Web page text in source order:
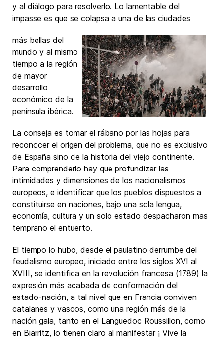
y al diálogo para resolverlo. Lo lamentable del
impasse es que se colapsa a una de las ciudades
más bellas del
mundo y al mismo
tiempo a la región
de mayor
desarrollo
económico de la
península ibérica.
La conseja es tomar el rábano por las hojas para
reconocer el origen del problema, que no es exclusivo
de España sino de la historia del viejo continente.
Para comprenderlo hay que profundizar las
intimidades y dimensiones de los nacionalismos
europeos, e identificar que los pueblos dispuestos a
constituirse en naciones, bajo una sola lengua,
economía, cultura y un solo estado despacharon mas
temprano el entuerto.
El tiempo lo hubo, desde el paulatino derrumbe del
feudalismo europeo, iniciado entre los siglos XVI al
XVIII, se identifica en la revolución francesa (1789) la
expresión más acabada de conformación del
estado-nación, a tal nivel que en Francia conviven
catalanes y vascos, como una región más de la
nación gala, tanto en el Languedoc Roussillon, como
en Biarritz, lo tienen claro al manifestar ¡ Vive la